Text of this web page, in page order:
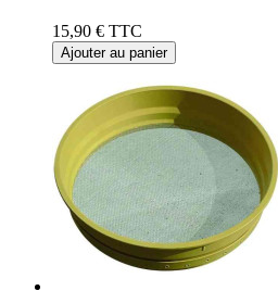
15,90 € TTC
Ajouter au panier